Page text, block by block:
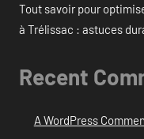
Tout savoir pour
à Trélissac : astuces
Recent
A WordPress